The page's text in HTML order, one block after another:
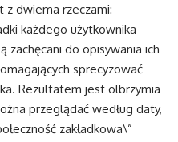
z dwiema rzeczami:
każdego użytkownika
zachęcani do opisywania ich
sprecyzować
Rezultatem jest olbrzymia
przeglądać według daty,
zakładkowa\”